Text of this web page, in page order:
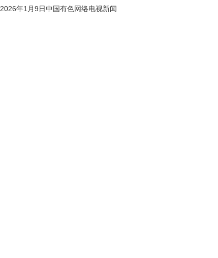
2026年1月9日中国有色网络电视新闻